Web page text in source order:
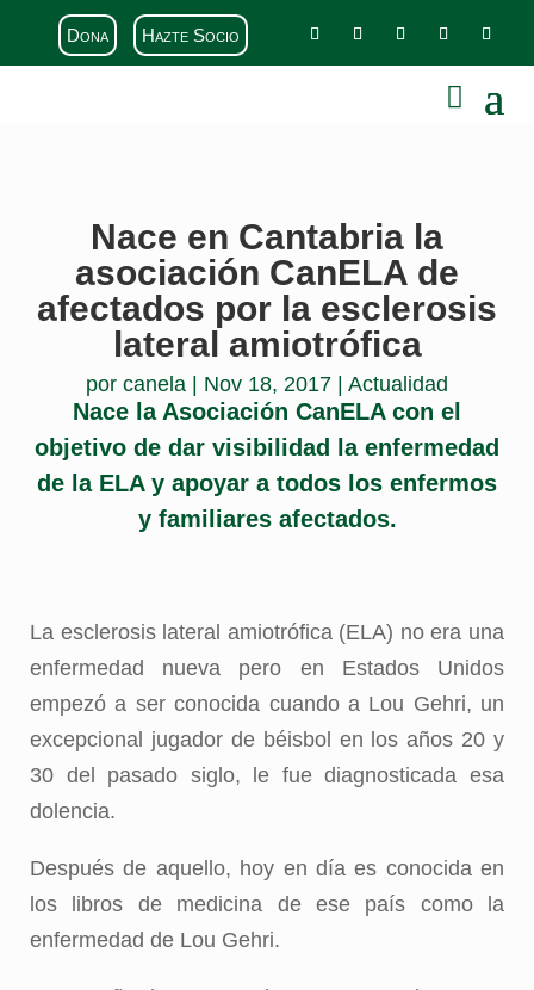
Dona Hazte Socio
Nace en Cantabria la
asociación CanELA de
afectados por la esclerosis
lateral amiotrófica
por canela Nov 18, 2017 Actualidad
Nace la Asociación CanELA con el
objetivo de dar visibilidad la enfermedad
de la ELA y apoyar a todos los enfermos
y familiares afectados.
La esclerosis lateral amiotrófica (ELA) no era una
enfermedad nueva pero en Estados Unidos
empezó a ser conocida cuando a Lou Gehri, un
excepcional jugador de béisbol en los años 20 y
30 del pasado siglo, le fue diagnosticada esa
dolencia.
Después de aquello, hoy en día es conocida en
los libros de medicina de ese país como la
enfermedad de Lou Gehri.